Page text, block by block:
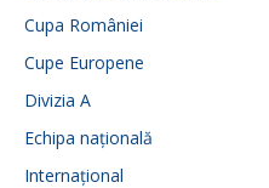
Cupa României
Cupe Europene
Divizia A
Echipa națională
Internațional